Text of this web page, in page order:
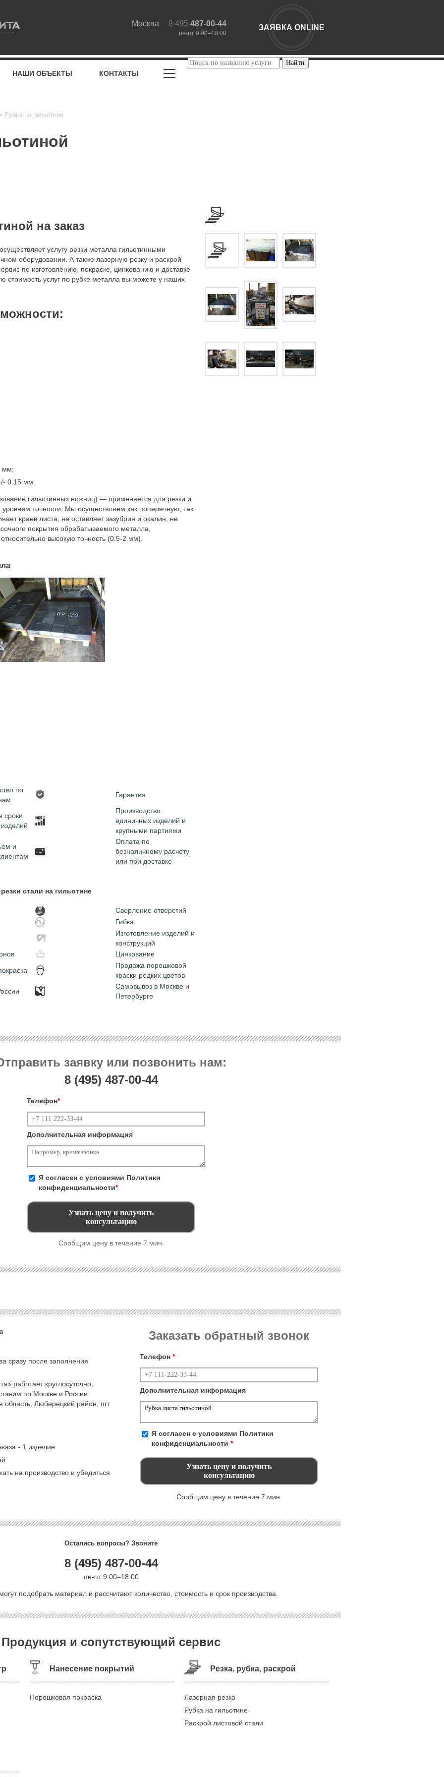
Москва 8 495 487-00-44
пн-пт 9:00–18:00
ЗАЯВКА ONLINE
НАШИ ОБЪЕКТЫ КОНТАКТЫ
Рубка на гильотине
на заказ
осуществляет услугу резки металла гильотинными
оборудовании. А также лазерную резку и раскрой
по изготовлению, покраске, цинкованию и доставке
стоимость услуг по рубке металла вы можете у наших
мм;
0.15 мм.
гильотинных ножниц) — применяется для резки и
уровнем точности. Мы осуществляем как поперечную, так
краев листа, не оставляет зазубрин и окалин, не
покрытия обрабатываемого металла,
высокую точность (0.5-2 мм).
по
Гарантия
сроки
Производство
единичных изделий и
крупными партиями
и
Оплата по
безналичному расчету
или при доставке
стали на гильотине
Сверление отверстий
Гибка
Изготовление изделий и
конструкций
Цинкование
Продажа порошковой
краски редких цветов
Самовывоз в Москве и
Петербурге
заявку или позвонить нам:
8 (495) 487-00-44
Телефон*
Дополнительная информация
Я согласен с условиями Политики
конфиденциальности*
Сообщим цену в течение 7 мин.
сразу после заполнения
работает круглосуточно,
по Москве и России.
Люберецкий район, пгт
- 1 изделие
на производство и убедиться
Заказать обратный звонок
Телефон *
Дополнительная информация
Я согласен с условиями Политики
конфиденциальности *
Сообщим цену в течение 7 мин.
Остались вопросы? Звоните
8 (495) 487-00-44
пн-пт 9:00–18:00
подобрать материал и рассчитают количество, стоимость и срок производства.
Продукция и сопутствующий сервис
Нанесение покрытий
Порошковая покраска
Резка, рубка, раскрой
Лазерная резка
Рубка на гильотине
Раскрой листовой стали